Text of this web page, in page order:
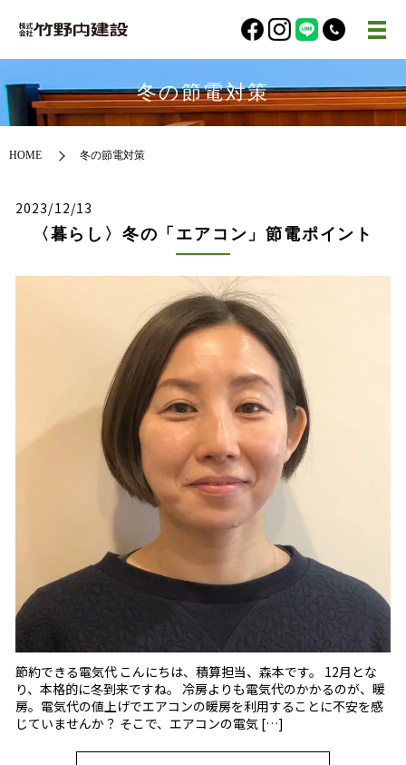
冬の節電対策
HOME 冬の節電対策
2023/12/13
〈暮らし〉冬の「エアコン」節電ポイント
節約できる電気代 こんにちは、積算担当、森本です。 12月とな
り、本格的に冬到来ですね。 冷房よりも電気代のかかるのが、暖
房。電気代の値上げでエアコンの暖房を利用することに不安を感
じていませんか？ そこで、エアコンの電気 […]